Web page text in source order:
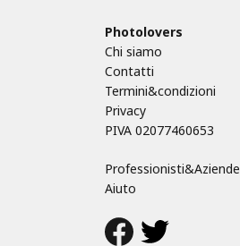
Photolovers
Chi siamo
Contatti
Termini&condizioni
Privacy
PIVA 02077460653
Professionisti&Aziende
Aiuto